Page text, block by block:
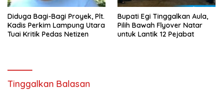
Diduga Bagi-Bagi Proyek, Plt.
Kadis Perkim Lampung Utara
Tuai Kritik Pedas Netizen
Bupati Egi Tinggalkan Aula,
Pilih Bawah Flyover Natar
untuk Lantik 12 Pejabat
Tinggalkan Balasan